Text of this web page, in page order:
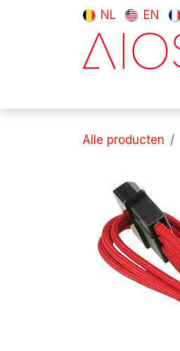
Overslaan naar inhoud
NL EN
Alle producten